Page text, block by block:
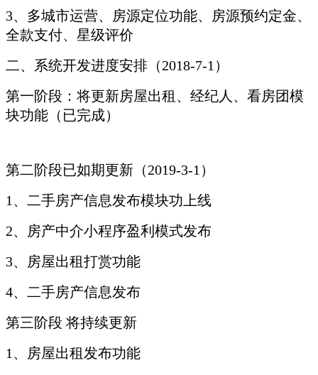
3、多城市运营、房源定位功能、房源预约定金、
全款支付、星级评价
二、系统开发进度安排（2018-7-1）
第一阶段：将更新房屋出租、经纪人、看房团模
块功能（已完成）
第二阶段已如期更新（2019-3-1）
1、二手房产信息发布模块功上线
2、房产中介小程序盈利模式发布
3、房屋出租打赏功能
4、二手房产信息发布
第三阶段 将持续更新
1、房屋出租发布功能